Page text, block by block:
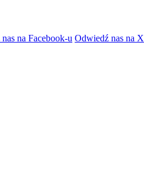
na Facebook-u Odwiedź nas na X